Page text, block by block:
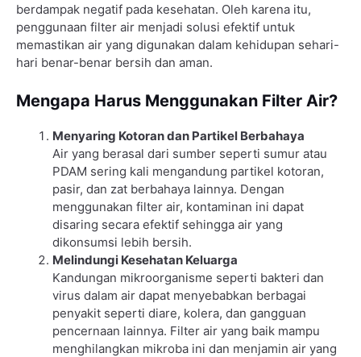
berdampak negatif pada kesehatan. Oleh karena itu,
penggunaan filter air menjadi solusi efektif untuk
memastikan air yang digunakan dalam kehidupan sehari-
hari benar-benar bersih dan aman.
Mengapa Harus Menggunakan Filter Air?
Menyaring Kotoran dan Partikel Berbahaya
Air yang berasal dari sumber seperti sumur atau
PDAM sering kali mengandung partikel kotoran,
pasir, dan zat berbahaya lainnya. Dengan
menggunakan filter air, kontaminan ini dapat
disaring secara efektif sehingga air yang
dikonsumsi lebih bersih.
Melindungi Kesehatan Keluarga
Kandungan mikroorganisme seperti bakteri dan
virus dalam air dapat menyebabkan berbagai
penyakit seperti diare, kolera, dan gangguan
pencernaan lainnya. Filter air yang baik mampu
menghilangkan mikroba ini dan menjamin air yang